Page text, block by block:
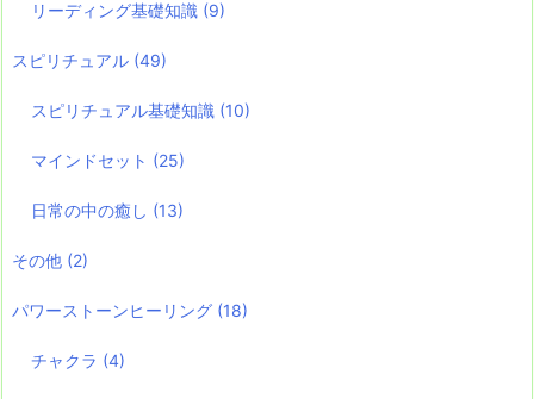
リーディング基礎知識 (9)
スピリチュアル (49)
スピリチュアル基礎知識 (10)
マインドセット (25)
日常の中の癒し (13)
その他 (2)
パワーストーンヒーリング (18)
チャクラ (4)